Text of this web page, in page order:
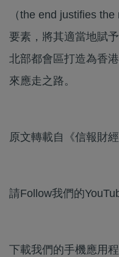
（the end justifies
要素，將其適當地賦
北部都會區打造為香
來應走之路。
原文轉載自《信報財
請Follow我們的
下載我們的手機應用